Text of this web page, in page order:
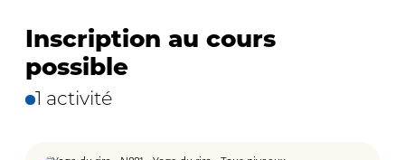
Inscription au cours
possible
1 activité